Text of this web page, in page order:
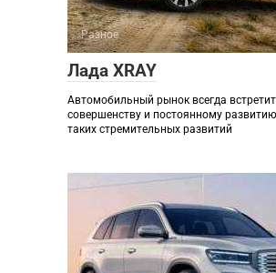
Разное
Лада XRAY
Автомобильный рынок всегда
совершенству и постоянному
таких стремительных развитий